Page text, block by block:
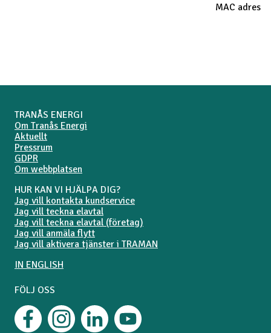
MAC adres
TRANÅS ENERGI
Om Tranås Energi
Aktuellt
Pressrum
GDPR
Om webbplatsen
HUR KAN VI HJÄLPA DIG?
Jag vill kontakta kundservice
Jag vill teckna elavtal
Jag vill teckna elavtal (företag)
Jag vill anmäla flytt
Jag vill aktivera tjänster i TRAMAN
IN ENGLISH
FÖLJ OSS